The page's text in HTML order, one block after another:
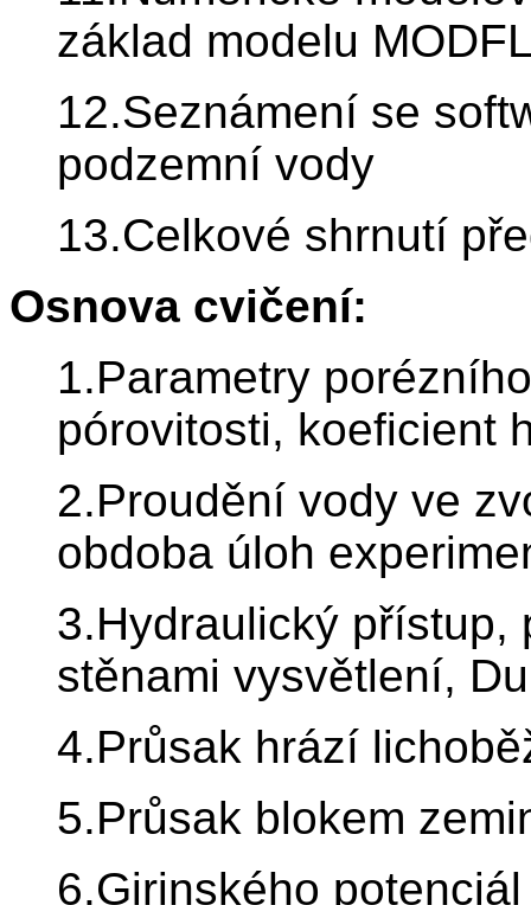
základ modelu
12.Seznámení se
podzemní vody
13.Celkové shrnutí
Osnova cvičení:
1.Parametry
pórovitosti, koeficient
2.Proudění vody ve
obdoba úloh
3.Hydraulický přístup,
stěnami vysvětlení,
4.Průsak hrází
5.Průsak blokem
6.Girinského